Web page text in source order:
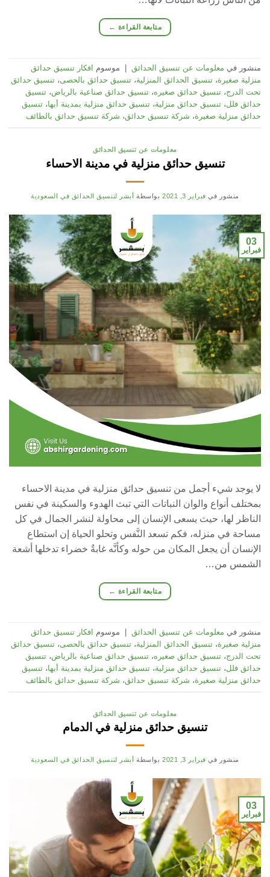
متابعة القراءة ←
منشور في معلومات عن تنسيق الحدائق موسوم افكار تنسيق حدائق
منزلية صغيرة، تنسيق الحدائق المنزلية، تنسيق حدائق بالحصى، تنسيق حدائق
تحت الدرج، تنسيق حدائق صغيره، تنسيق حدائق صناعية بالرياض، تنسيق
حدائق فلل، تنسيق حدائق منزلية، تنسيق حدائق منزلية بمدينة أبها، تنسيق
حدائق منزلية صغيرة، شركة تنسيق حدائق، شركة تنسيق حدائق بالطائف
معلومات عن تنسيق الحدائق
تنسيق حدائق منزلية في مدينة الاحساء
منشور في فبراير 3, 2021 بواسطة أبشر لتنسيق الحدائق في السعودية
03
فبراير
لا يوجد شيء أجمل من تنسيق حدائق منزلية في مدينة الاحساء
بمختلف أنواع والوان النباتات التي تبث الهدوء والسكينة في نفس
الناظر لها، حيث يسعى الإنسان إلى محاولة لنشر الجمال في كل
مساحة في منزله، فكم تسعد النَّفس وتحلو الحياة إن استطاع
الإنسان أن يجعل المكان من حوله وكأنَّه غابةٌ خضراء تدخلها أشعة
الشمس من…
متابعة القراءة ←
منشور في معلومات عن تنسيق الحدائق موسوم افكار تنسيق حدائق
منزلية صغيرة، تنسيق الحدائق المنزلية، تنسيق حدائق بالحصى، تنسيق حدائق
تحت الدرج، تنسيق حدائق صغيره، تنسيق حدائق صناعية بالرياض، تنسيق
حدائق فلل، تنسيق حدائق منزلية، تنسيق حدائق منزلية بمدينة أبها، تنسيق
حدائق منزلية صغيرة، شركة تنسيق حدائق، شركة تنسيق حدائق بالطائف
معلومات عن تنسيق الحدائق
تنسيق حدائق منزلية في الدمام
منشور في فبراير 3, 2021 بواسطة أبشر لتنسيق الحدائق في السعودية
03
فبراير